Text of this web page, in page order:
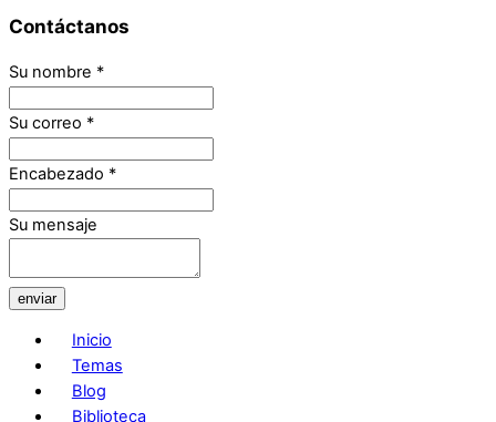
Contáctanos
Su nombre *
Su correo *
Encabezado *
Su mensaje
enviar
Inicio
Temas
Blog
Biblioteca